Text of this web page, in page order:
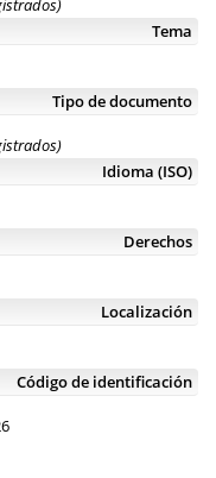
Tema
Tipo de documento
Idioma (ISO)
Derechos
Localización
Código de identificación